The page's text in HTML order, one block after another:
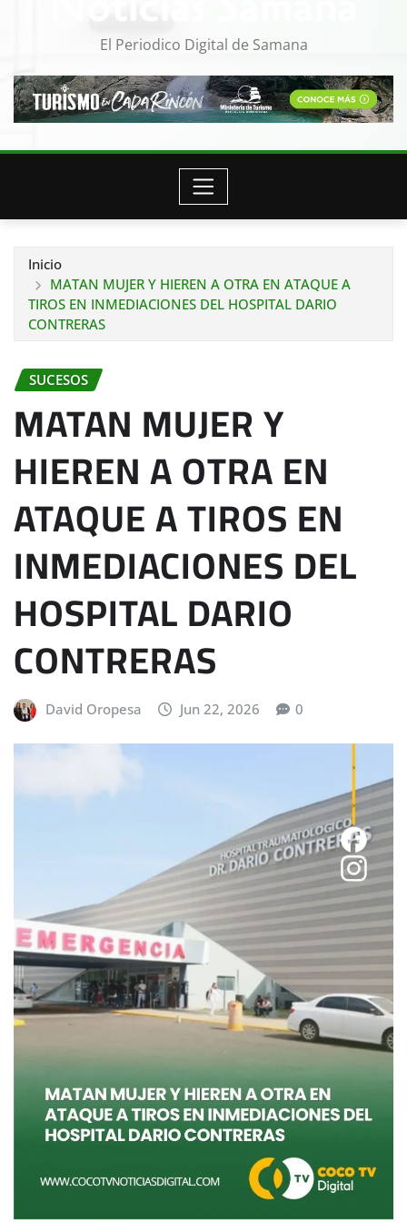
El Periodico Digital de Samana
Inicio
MATAN MUJER Y HIEREN A OTRA EN ATAQUE A
TIROS EN INMEDIACIONES DEL HOSPITAL DARIO
CONTRERAS
SUCESOS
MATAN MUJER Y
HIEREN A OTRA EN
ATAQUE A TIROS EN
INMEDIACIONES DEL
HOSPITAL DARIO
CONTRERAS
David Oropesa Jun 22, 2026 0